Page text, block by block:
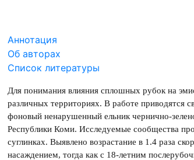
Аннотация
Об авторах
Список литературы
Для понимания влияния сплошных рубок на
различных территориях. В работе приводятся
фоновый ненарушенный ельник чернично-
Республики Коми. Исследуемые сообщества
суглинках. Выявлено возрастание в 1.4 раза
насаждением, тогда как с 18-летним